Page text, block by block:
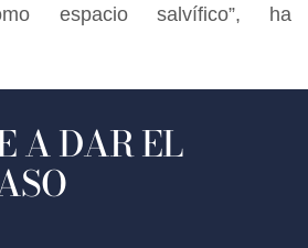
espacio salvífico”, ha
A DAR EL